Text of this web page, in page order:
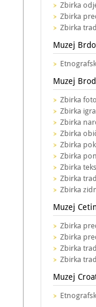
Zbirka
Zbirka
Zbirka
Muzej
Muzej
Zbirka
Zbirka
Zbirka
Zbirka
Zbirka
Zbirka
Zbirka
Zbirka
Zbirka
Muzej
Zbirka
Zbirka
Zbirka
Zbirka
Muzej